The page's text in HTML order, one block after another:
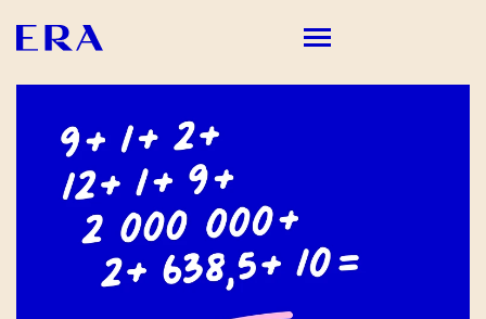
PALVELUMME
TYÖMME
ME
ERASTA KUULUU